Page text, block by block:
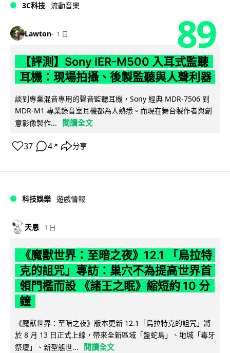
3C科技 流動音樂
Lawton 1 日 89
【評測】Sony IER-M500 入耳式監聽
耳機：現場拍攝、後製監聽與人聲利器
談到專業混音專用的聲音監聽耳機，Sony 經典 MDR-7506 到
MDR-M1 專業錄音室耳機都為人熟悉。而現在舞台製作者與創
意影像製作...
閱讀全文
37 4 ↗ 分享
科技娛樂 遊戲情報
天恩 1 日
《魔獸世界：至暗之夜》12.1 「烏拉特
克的詛咒」專訪：巢穴不為提高世界首
領門檻而設 《諸王之眠》縮短約 10 分
鐘
《魔獸世界：至暗之夜》版本更新 12.1「烏拉特克的詛咒」將
於 8 月 13 日正式上線，帶來全新區域「盤蛇島」、地城「毒牙
祭壇」、新型態世...
閱讀全文